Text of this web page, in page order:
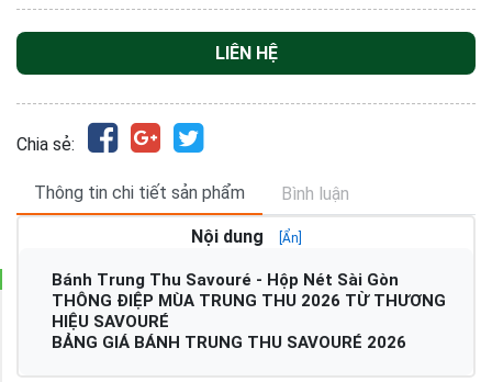
LIÊN HỆ
Chia sẻ:
Thông tin chi tiết sản phẩm Bình luận
Nội dung [Ẩn]
Bánh Trung Thu Savouré - Hộp Nét Sài Gòn
THÔNG ĐIỆP MÙA TRUNG THU 2026 TỪ THƯƠNG
HIỆU SAVOURÉ
BẢNG GIÁ BÁNH TRUNG THU SAVOURÉ 2026